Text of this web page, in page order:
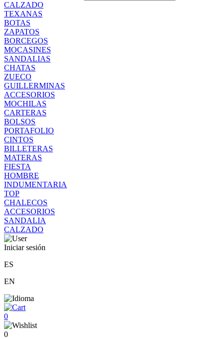
CALZADO
TEXANAS
BOTAS
ZAPATOS
BORCEGOS
MOCASINES
SANDALIAS
CHATAS
ZUECO
GUILLERMINAS
ACCESORIOS
MOCHILAS
CARTERAS
BOLSOS
PORTAFOLIO
CINTOS
BILLETERAS
MATERAS
FIESTA
HOMBRE
INDUMENTARIA
TOP
CHALECOS
ACCESORIOS
SANDALIA
CALZADO
Iniciar sesión
ES
EN
0
0